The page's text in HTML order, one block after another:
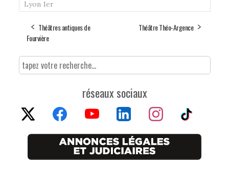
Lyon 1er
Théâtres antiques de
Fourvière
Théâtre Théo-Argence
réseaux sociaux